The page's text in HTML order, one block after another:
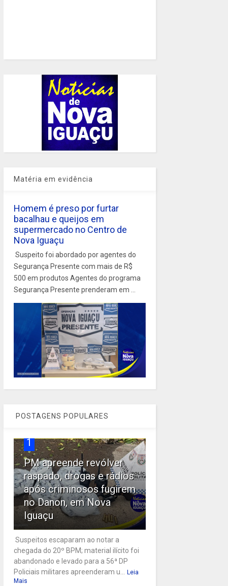
Matéria em evidência
Homem é preso por furtar
bacalhau e queijos em
supermercado no Centro de
Nova Iguaçu
Suspeito foi abordado por agentes do
Segurança Presente com mais de R$
500 em produtos Agentes do programa
Segurança Presente prenderam em ...
POSTAGENS POPULARES
1
PM apreende revólver
raspado, drogas e rádios
após criminosos fugirem
no Danon, em Nova
Iguaçu
Suspeitos escaparam ao notar a
chegada do 20º BPM; material ilícito foi
abandonado e levado para a 56ª DP
Policiais militares apreenderam u...
Leia
Mais